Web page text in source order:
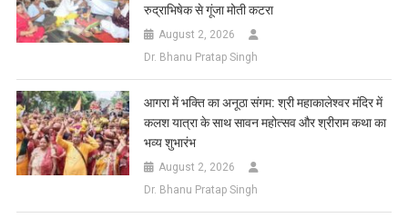
रुद्राभिषेक से गूंजा मोती कटरा
August 2, 2026
Dr. Bhanu Pratap Singh
आगरा में भक्ति का अनूठा संगम: श्री महाकालेश्वर मंदिर में
कलश यात्रा के साथ सावन महोत्सव और श्रीराम कथा का
भव्य शुभारंभ
August 2, 2026
Dr. Bhanu Pratap Singh